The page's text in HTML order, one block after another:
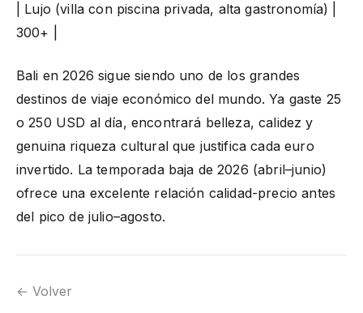
| Lujo (villa con piscina privada, alta gastronomía) |
300+ |
Bali en 2026 sigue siendo uno de los grandes
destinos de viaje económico del mundo. Ya gaste 25
o 250 USD al día, encontrará belleza, calidez y
genuina riqueza cultural que justifica cada euro
invertido. La temporada baja de 2026 (abril–junio)
ofrece una excelente relación calidad-precio antes
del pico de julio–agosto.
← Volver